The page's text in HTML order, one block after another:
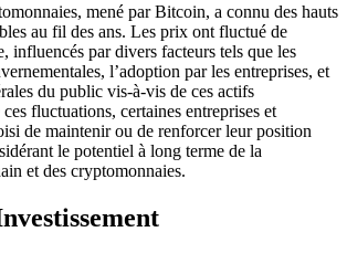
mené par Bitcoin, a connu des hauts
au fil des ans. Les prix ont fluctué de
influencés par divers facteurs tels que les
l’adoption par les entreprises, et
du public vis-à-vis de ces actifs
fluctuations, certaines entreprises et
de maintenir ou de renforcer leur position
le potentiel à long terme de la
et des cryptomonnaies.